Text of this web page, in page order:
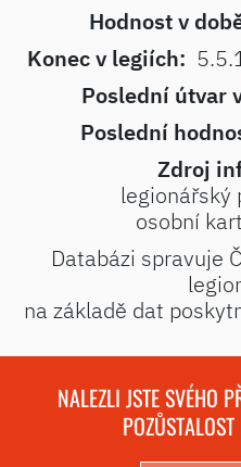
Hodnost v
Konec v legiích:
Poslední útvar
Poslední
Zdroj
legionářský
osobní
Databázi spravuje
na základě dat
NALEZLI JSTE SVÉHO